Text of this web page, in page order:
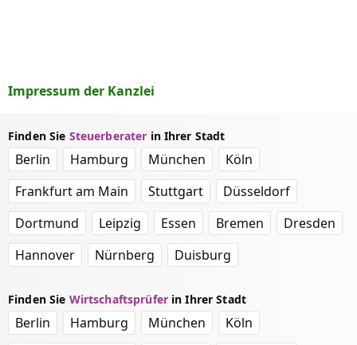
Impressum der Kanzlei
Finden Sie Steuerberater in Ihrer Stadt
Berlin Hamburg München
Köln
Frankfurt am Main
Stuttgart
Düsseldorf
Dortmund
Leipzig Essen Bremen
Dresden
Hannover
Nürnberg Duisburg
Finden Sie Wirtschaftsprüferin Ihrer Stadt
Berlin Hamburg München
Köln